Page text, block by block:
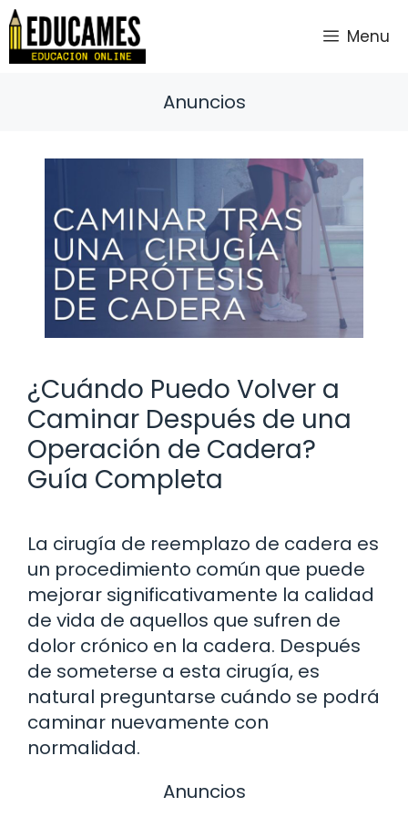
Saltar
contenido
Menu
Anuncios
¿Cuándo Puedo Volver a
Caminar Después de una
Operación de Cadera?
Guía Completa
La cirugía de reemplazo de cadera es
un procedimiento común que puede
mejorar significativamente la calidad
de vida de aquellos que sufren de
dolor crónico en la cadera. Después
de someterse a esta cirugía, es
natural preguntarse cuándo se podrá
caminar nuevamente con
normalidad.
Anuncios